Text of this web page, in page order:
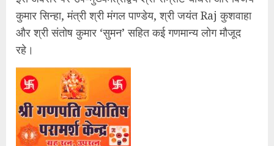
कुमार सिन्हा, मंत्री श्री मंगल पाण्डेय, श्री जयंत Raj कुशवाहा
और श्री संतोष कुमार ‘सुमन’ सहित कई गणमान्य लोग मौजूद
रहे।